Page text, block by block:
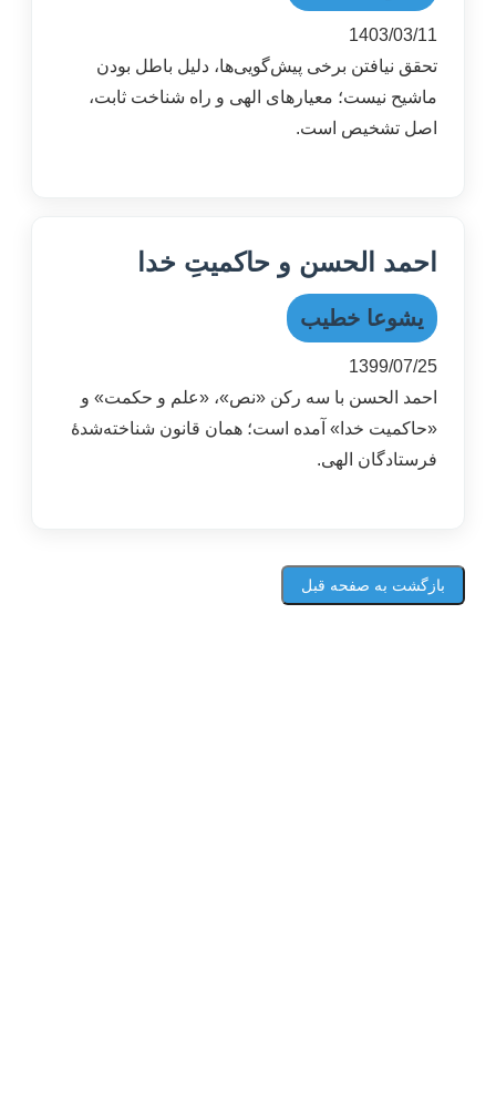
1403/03/11
تحقق نیافتن برخی پیش‌گویی‌ها، دلیل باطل بودن
ماشیح نیست؛ معیارهای الهی و راه شناخت ثابت،
اصل تشخیص است.
احمد الحسن و حاکمیتِ خدا
یشوعا خطیب
1399/07/25
احمد الحسن با سه رکن «نص»، «علم و حکمت» و
«حاکمیت خدا» آمده است؛ همان قانون شناخته‌شدۀ
فرستادگان الهی.
بازگشت به صفحه قبل